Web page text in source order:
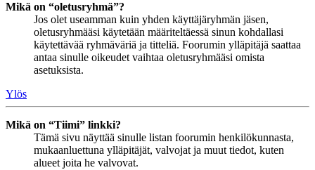
Mikä on “oletusryhmä”?
Jos olet useamman kuin yhden käyttäjäryhmän jäsen,
oletusryhmääsi käytetään määriteltäessä sinun kohdallasi
käytettävää ryhmäväriä ja titteliä. Foorumin ylläpitäjä saattaa
antaa sinulle oikeudet vaihtaa oletusryhmääsi omista
asetuksista.
Ylös
Mikä on “Tiimi” linkki?
Tämä sivu näyttää sinulle listan foorumin henkilökunnasta,
mukaanluettuna ylläpitäjät, valvojat ja muut tiedot, kuten
alueet joita he valvovat.